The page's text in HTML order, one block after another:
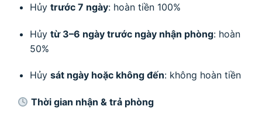
Hủy trước 7 ngày: hoàn tiền 100%
Hủy từ 3–6 ngày trước ngày nhận phòng: hoàn
50%
Hủy sát ngày hoặc không đến: không hoàn tiền
Thời gian nhận & trả phòng